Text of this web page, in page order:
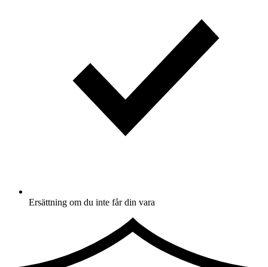
Ersättning om du inte får din vara